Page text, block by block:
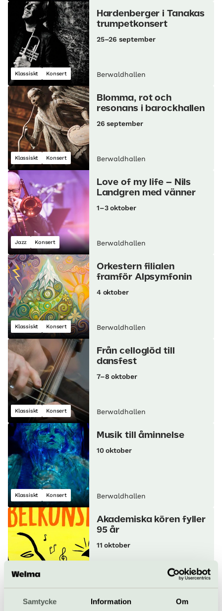
Samtycke Information Om
Klassiskt Konsert
Hardenberger i Tanakas
trumpetkonsert
25–26 september
Berwaldhallen
Klassiskt Konsert
Blomma, rot och
resonans i barockhallen
26 september
Berwaldhallen
Jazz Konsert
Love of my life – Nils
Landgren med vänner
1–3 oktober
Berwaldhallen
Klassiskt Konsert
Orkestern filialen
framför Alpsymfonin
4 oktober
Berwaldhallen
Klassiskt Konsert
Från celloglöd till
dansfest
7–8 oktober
Berwaldhallen
Klassiskt Konsert
Musik till åminnelse
10 oktober
Berwaldhallen
Akademiska kören fyller
95 år
11 oktober
Mozart, Liszt och